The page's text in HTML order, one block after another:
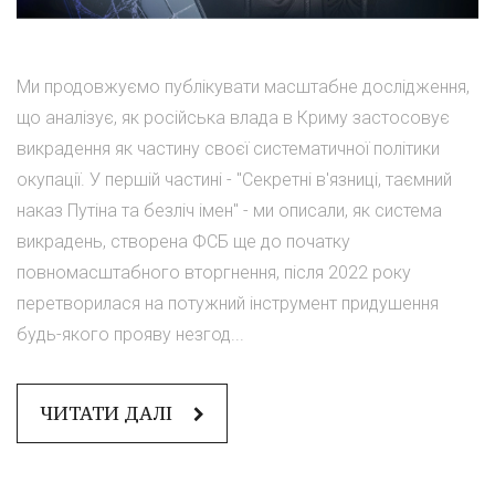
Ми продовжуємо публікувати масштабне дослідження,
що аналізує, як російська влада в Криму застосовує
викрадення як частину своєї систематичної політики
окупації. У першій частині - "Секретні в'язниці, таємний
наказ Путіна та безліч імен" - ми описали, як система
викрадень, створена ФСБ ще до початку
повномасштабного вторгнення, після 2022 року
перетворилася на потужний інструмент придушення
будь-якого прояву незгод...
ЧИТАТИ ДАЛІ